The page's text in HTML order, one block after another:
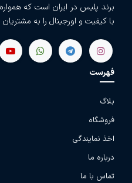
برند پلیس در ایران است که
با کیفیت و اورجینال را به
فهرست
بلاگ
فروشگاه
اخذ نمایندگی
درباره ما
تماس با ما